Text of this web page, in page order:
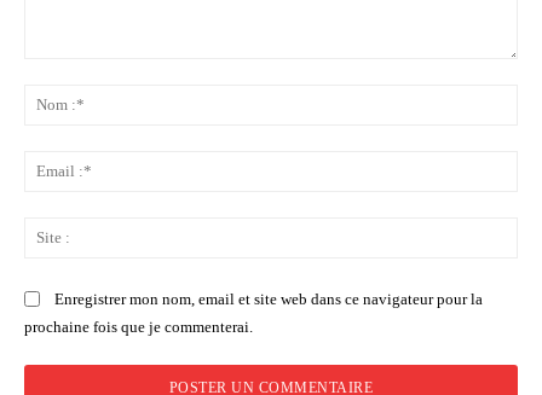
Enregistrer mon nom, email et site web dans ce navigateur pour la
prochaine fois que je commenterai.